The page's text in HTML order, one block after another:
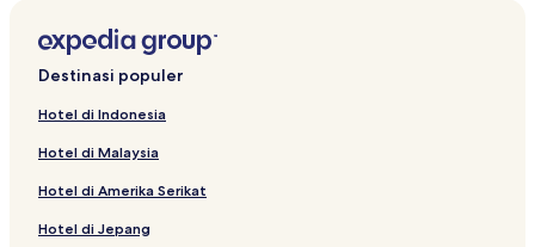
Destinasi populer
Hotel di Indonesia
Hotel di Malaysia
Hotel di Amerika Serikat
Hotel di Jepang